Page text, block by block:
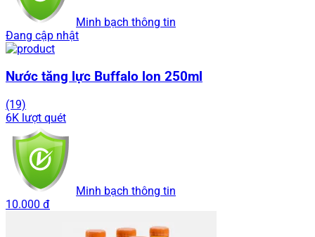
Minh bạch thông tin
Đang cập nhật
Nước tăng lực Buffalo lon 250ml
(19)
6K lượt quét
Minh bạch thông tin
10.000 đ